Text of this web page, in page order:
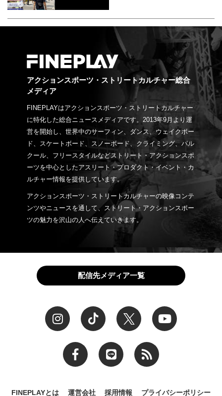
アクションスポーツ・ストリートカルチャー総合
メディア
FINEPLAYはアクションスポーツ・ストリートカルチャー
に特化した総合ニュースメディアです。2013年9月より運
営を開始し、世界中のサーフィン、ダンス、ウェイクボー
ド、スケートボード、スノーボード、クライミング、パル
クール、フリースタイルなどストリート・アクションスポ
ーツを中心としたアスリート・プロダクト・イベント・カ
ルチャー情報を提供しています。
アクションスポーツ・ストリートカルチャーの映像コンテ
ンツやニュースを通して、ストリート・アクションスポー
ツの魅力を沢山の人へ伝えていきます。
配信先メディア一覧
FINEPLAYとは 運営会社 採用情報 プライバシーポリシー